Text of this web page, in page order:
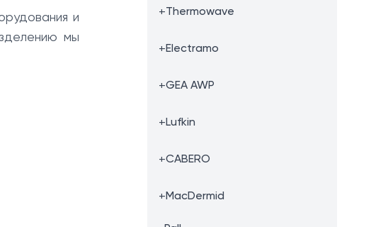
и
мы
+Thermowave
+Electramo
+GEA AWP
+Lufkin
+CABERO
+MacDermid